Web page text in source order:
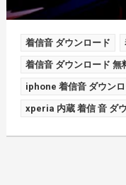
着信音 ダウンロード
着信音 ダウンロード 無
iphone 着信音 ダウン
xperia 内蔵 着信 音 ダ